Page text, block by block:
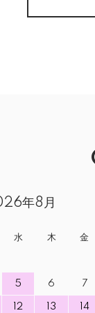
年8月
水 木 金
5 6 7
12 13 14